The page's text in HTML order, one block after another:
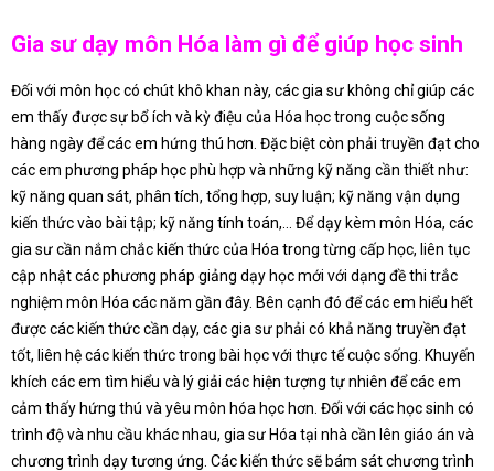
Gia sư dạy môn Hóa làm gì để giúp học sinh
Đối với môn học có chút khô khan này, các gia sư không chỉ giúp các
em thấy được sự bổ ích và kỳ điệu của Hóa học trong cuộc sống
hàng ngày để các em hứng thú hơn. Đặc biệt còn phải truyền đạt cho
các em phương pháp học phù hợp và những kỹ năng cần thiết như:
kỹ năng quan sát, phân tích, tổng hợp, suy luận; kỹ năng vận dụng
kiến thức vào bài tập; kỹ năng tính toán,… Để dạy kèm môn Hóa, các
gia sư cần nắm chắc kiến thức của Hóa trong từng cấp học, liên tục
cập nhật các phương pháp giảng dạy học mới với dạng đề thi trắc
nghiệm môn Hóa các năm gần đây. Bên cạnh đó để các em hiểu hết
được các kiến thức cần dạy, các gia sư phải có khả năng truyền đạt
tốt, liên hệ các kiến thức trong bài học với thực tế cuộc sống. Khuyến
khích các em tìm hiểu và lý giải các hiện tượng tự nhiên để các em
cảm thấy hứng thú và yêu môn hóa học hơn. Đối với các học sinh có
trình độ và nhu cầu khác nhau, gia sư Hóa tại nhà cần lên giáo án và
chương trình dạy tương ứng. Các kiến thức sẽ bám sát chương trình